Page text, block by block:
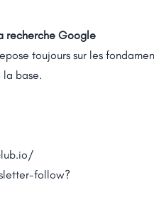
recherche Google
toujours sur les
la base.
follow?